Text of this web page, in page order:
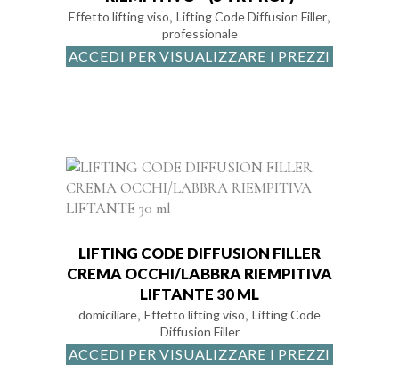
Effetto lifting viso, Lifting Code Diffusion Filler,
professionale
ACCEDI PER VISUALIZZARE I PREZZI
LIFTING CODE DIFFUSION FILLER
CREMA OCCHI/LABBRA RIEMPITIVA
LIFTANTE 30 ML
domiciliare, Effetto lifting viso, Lifting Code
Diffusion Filler
ACCEDI PER VISUALIZZARE I PREZZI